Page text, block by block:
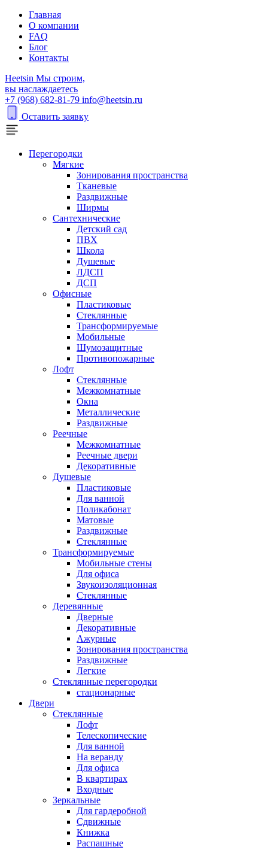
Главная
О компании
FAQ
Блог
Контакты
Heetsin Мы строим,
вы наслаждаетесь
+7 (968) 682-81-79 info@heetsin.ru
Оставить заявку
Перегородки
Мягкие
Зонирования пространства
Тканевые
Раздвижные
Ширмы
Сантехнические
Детский сад
ПВХ
Школа
Душевые
ЛДСП
ДСП
Офисные
Пластиковые
Стеклянные
Трансформируемые
Мобильные
Шумозащитные
Противопожарные
Лофт
Стеклянные
Межкомнатные
Окна
Металлические
Раздвижные
Реечные
Межкомнатные
Реечные двери
Декоративные
Душевые
Пластиковые
Для ванной
Поликабонат
Матовые
Раздвижные
Стеклянные
Трансформируемые
Мобильные стены
Для офиса
Звукоизоляционная
Стеклянные
Деревянные
Дверные
Декоративные
Ажурные
Зонирования пространства
Раздвижные
Легкие
Стеклянные перегородки
стационарные
Двери
Стеклянные
Лофт
Телескопические
Для ванной
На веранду
Для офиса
В квартирах
Входные
Зеркальные
Для гардеробной
Сдвижные
Книжка
Распашные